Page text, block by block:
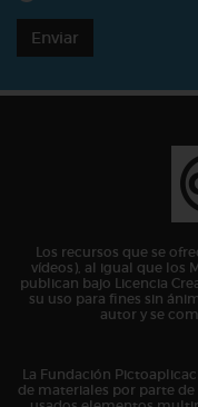
Enviar
Los recursos que se
vídeos), al igual que los
publican bajo Licencia
su uso para fines sin
autor y se
La Fundación
de materiales por parte